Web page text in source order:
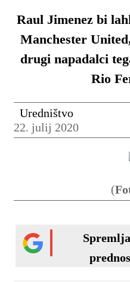
Raul Jimenez bi
Manchester
drugi napadalci
Rio
Uredništvo
22. julij 2020
(